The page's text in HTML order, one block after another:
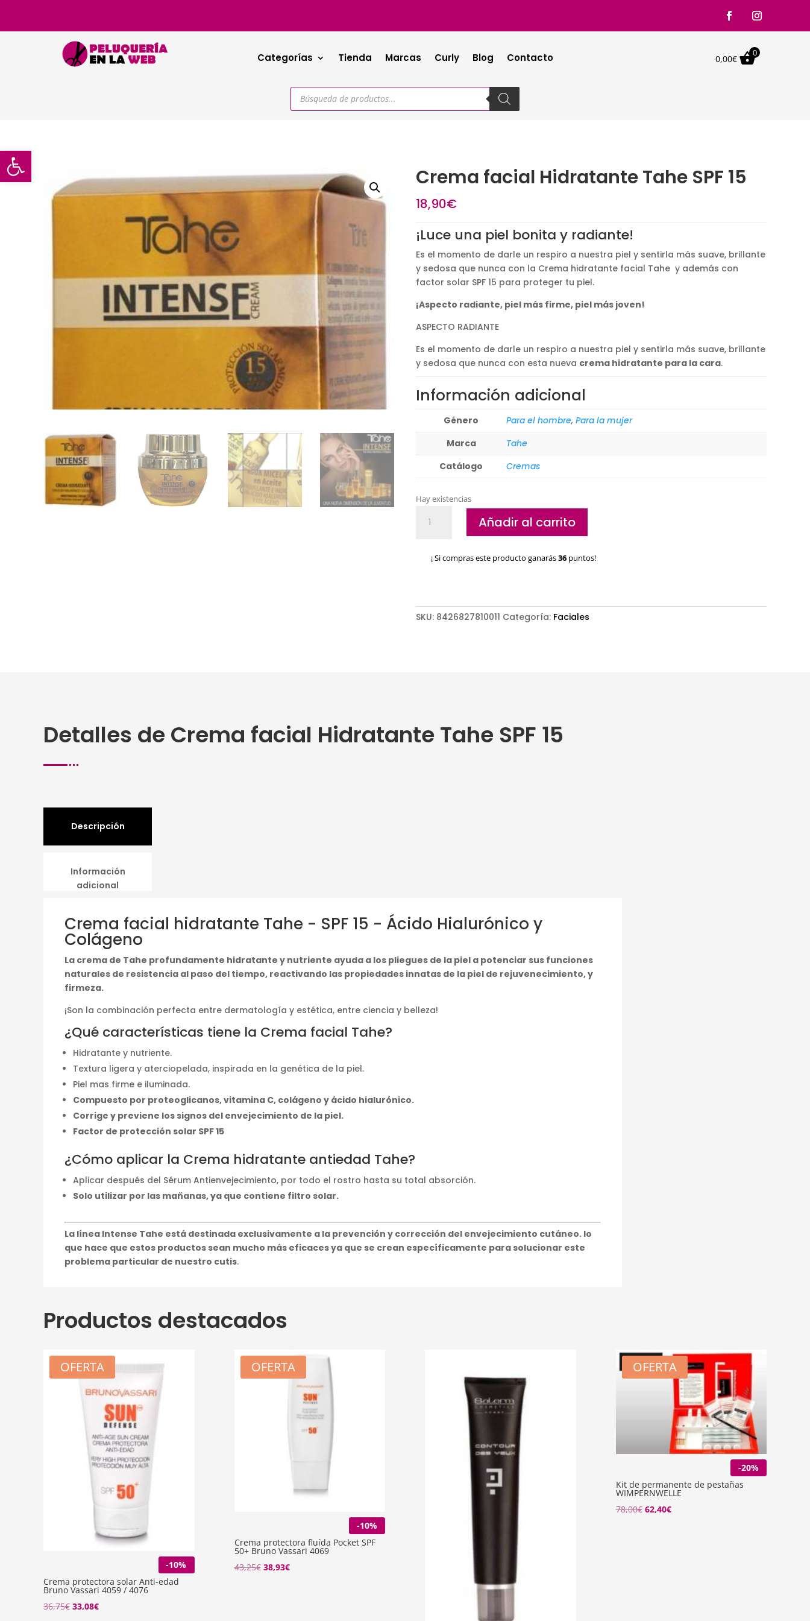
Categorías Tienda Marcas Curly Blog Contacto 0,00€
0
Búsqueda
productos
Crema facial Hidratante Tahe SPF 15
18,90€
¡Luce una piel bonita y radiante!
Es el momento de darle un respiro a nuestra piel y sentirla más suave, brillante
y sedosa que nunca con la Crema hidratante facial Tahe y además con
factor solar SPF 15 para proteger tu piel.
¡Aspecto radiante, piel más firme, piel más joven!
ASPECTO RADIANTE
Es el momento de darle un respiro a nuestra piel y sentirla más suave, brillante
y sedosa que nunca con esta nueva crema hidratante para la cara.
Información adicional
Género Para el hombre, Para la mujer
Marca
Tahe
Catálogo
Cremas
Hay existencias
facial
Añadir al carrito
¡ Si compras este producto ganarás36 puntos!
SKU: 8426827810011 Categoría: Faciales
Detalles de Crema facial Hidratante Tahe SPF 15
Descripción
Información
adicional
Crema facial hidratante Tahe - SPF 15 - Ácido Hialurónico y
Colágeno
La crema de Tahe profundamente hidratante y nutriente ayuda a los pliegues de la piel a potenciar sus funciones
naturales de resistencia al paso del tiempo, reactivando las propiedades innatas de la piel de rejuvenecimiento, y
firmeza.
¡Son la combinación perfecta entre dermatología y estética, entre ciencia y belleza!
¿Qué características tiene la Crema facial Tahe?
Hidratante y nutriente.
Textura ligera y aterciopelada, inspirada en la genética de la piel.
Piel mas firme e iluminada.
Compuesto por proteoglicanos, vitamina C, colágeno y ácido hialurónico.
Corrige y previene los signos del envejecimiento de la piel.
Factor de protección solar SPF 15
¿Cómo aplicar la Crema hidratante antiedad Tahe?
Aplicar después del Sérum Antienvejecimiento, por todo el rostro hasta su total absorción.
Solo utilizar por las mañanas, ya que contiene filtro solar.
La línea Intense Tahe está destinada exclusivamente a la prevención y corrección del envejecimiento cutáneo. lo
que hace que estos productos sean mucho más eficaces ya que se crean específicamente para solucionar este
problema particular de nuestro cutis.
Productos destacados
OFERTA
-10%
Crema protectora solar Anti-edad
Bruno Vassari 4059 / 4076
36,75€ El
33,08€El
OFERTA
-10%
Crema protectora fluída Pocket SPF
50+ Bruno Vassari 4069
43,25€ El
38,93€El
OFERTA
-20%
Kit de permanente de pestañas
WIMPERNWELLE
78,00€ 62,40€
Abrir barra de herramientas